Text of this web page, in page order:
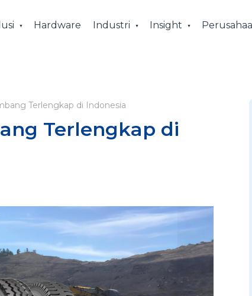
Hardware Industri Insight
Terlengkap di Indonesia
Terlengkap di